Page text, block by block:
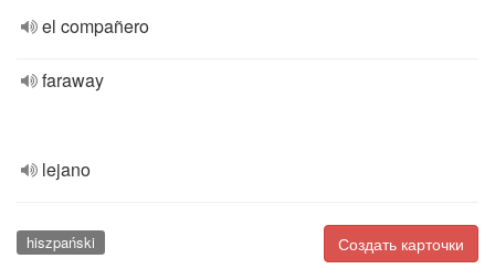
el compañero
faraway
lejano
Создать карточки
hiszpański